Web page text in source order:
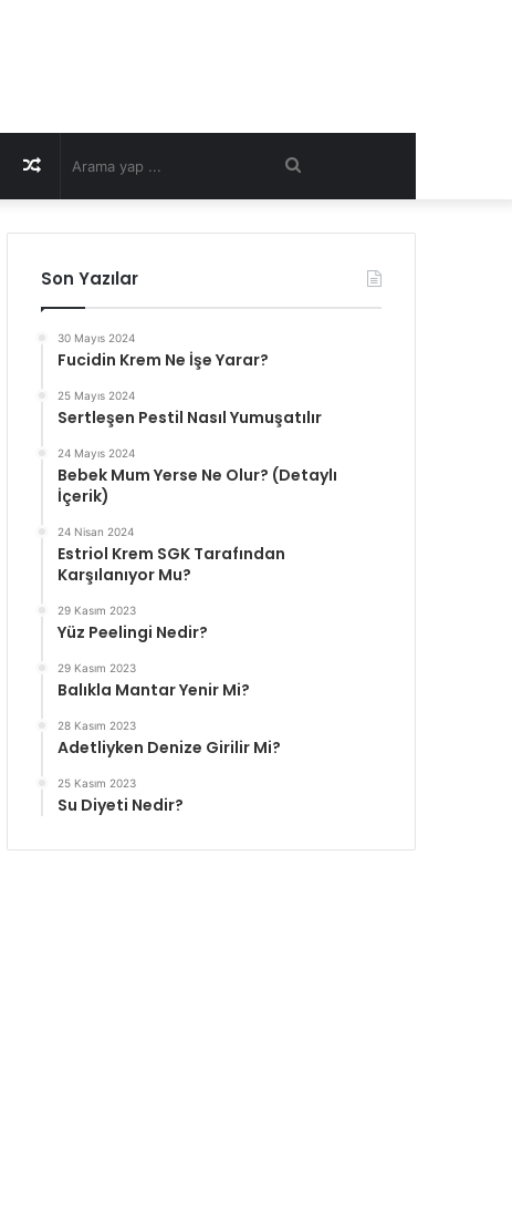
Arama
yap
Rastgele
Makale
Son Yazılar
30 Mayıs 2024
Fucidin Krem Ne İşe Yarar?
25 Mayıs 2024
Sertleşen Pestil Nasıl Yumuşatılır
24 Mayıs 2024
Bebek Mum Yerse Ne Olur? (Detaylı
İçerik)
24 Nisan 2024
Estriol Krem SGK Tarafından
Karşılanıyor Mu?
29 Kasım 2023
Yüz Peelingi Nedir?
29 Kasım 2023
Balıkla Mantar Yenir Mi?
28 Kasım 2023
Adetliyken Denize Girilir Mi?
25 Kasım 2023
Su Diyeti Nedir?